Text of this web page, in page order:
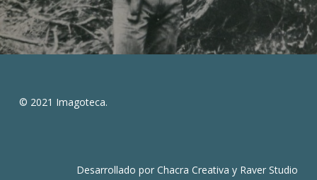
© 2021 Imagoteca.
Desarrollado porChacra Creativa y Raver Studio